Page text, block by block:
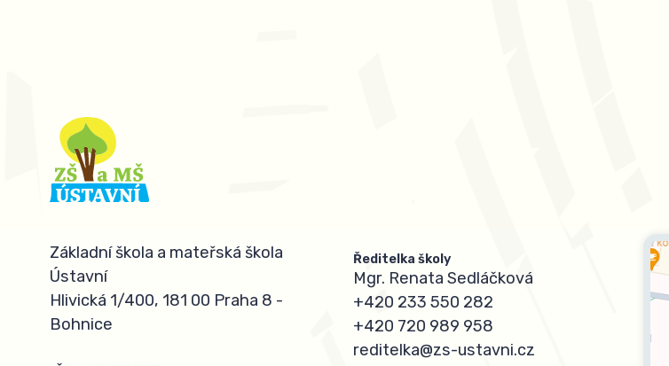
Základní škola a mateřská škola
Ústavní
Hlivická 1/400, 181 00 Praha 8 -
Bohnice
Ředitelka školy
Mgr. Renata Sedláčková
+420 233 550 282
+420 720 989 958
reditelka@zs-ustavni.cz